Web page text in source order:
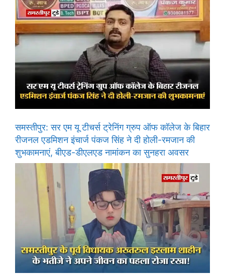
समस्तीपुर: सर एम यू टीचर्स ट्रेनिंग ग्रुप ऑफ कॉलेज के बिहार
रीजनल एडमिशन इंचार्ज पंकज सिंह ने दी होली-रमजान की
शुभकामनाएं, बीएड-डीएलएड नामांकन का सुनहरा अवसर